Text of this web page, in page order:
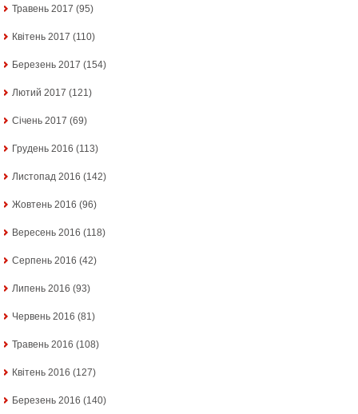
Травень 2017 (95)
Квітень 2017 (110)
Березень 2017 (154)
Лютий 2017 (121)
Січень 2017 (69)
Грудень 2016 (113)
Листопад 2016 (142)
Жовтень 2016 (96)
Вересень 2016 (118)
Серпень 2016 (42)
Липень 2016 (93)
Червень 2016 (81)
Травень 2016 (108)
Квітень 2016 (127)
Березень 2016 (140)